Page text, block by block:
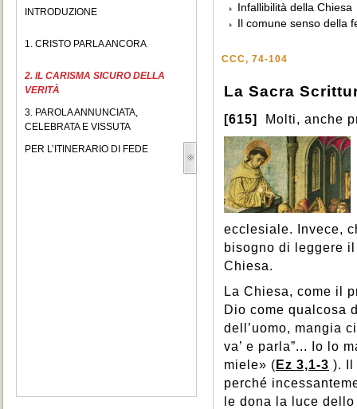
INTRODUZIONE
1. CRISTO PARLA ANCORA
2. IL CARISMA SICURO DELLA
VERITÀ
3. PAROLA ANNUNCIATA,
CELEBRATA E VISSUTA
PER L’ITINERARIO DI FEDE
Infallibilità della Chiesa
Il comune senso della
CCC, 74-104
La Sacra
[615] Molti, anche
ecclesiale. Invece,
bisogno di leggere
Chiesa.
La Chiesa, come il
Dio come qualcosa
dell’uomo, mangia
va’ e parla”... Io lo
miele» ( Ez 3,1-3 ). Il
perché
le dona la luce